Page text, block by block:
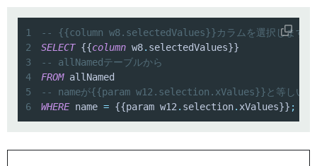
1
-- {{column w8.selectedValues}}カラムを選択します
2
SELECT {{column w8.
3
-- allNamedテーブルから
4
FROM
5
-- nameが{{param w12.selection.xValues}}と等しい行
6
WHERE name = {{param w12 . selection. xValues}} ;